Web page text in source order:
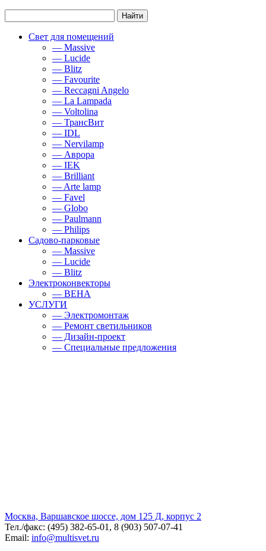
Свет для помещений
— Massive
— Lucide
— Blitz
— Favourite
— Reccagni Angelo
— La Lampada
— Voltolina
— ТрансВит
— IDL
— Nervilamp
— Аврора
— IEK
— Brilliant
— Arte lamp
— Favel
— Globo
— Paulmann
— Philips
Садово-парковые
— Massive
— Lucide
— Blitz
Электроконвекторы
— BEHA
УСЛУГИ
— Электромонтаж
— Ремонт светильников
— Дизайн-проект
— Специальные предложения
Москва, Варшавское шоссе, дом 125 Д, корпус 2
Тел./факс: (495) 382-65-01, 8 (903) 507-07-41
Email: info@multisvet.ru